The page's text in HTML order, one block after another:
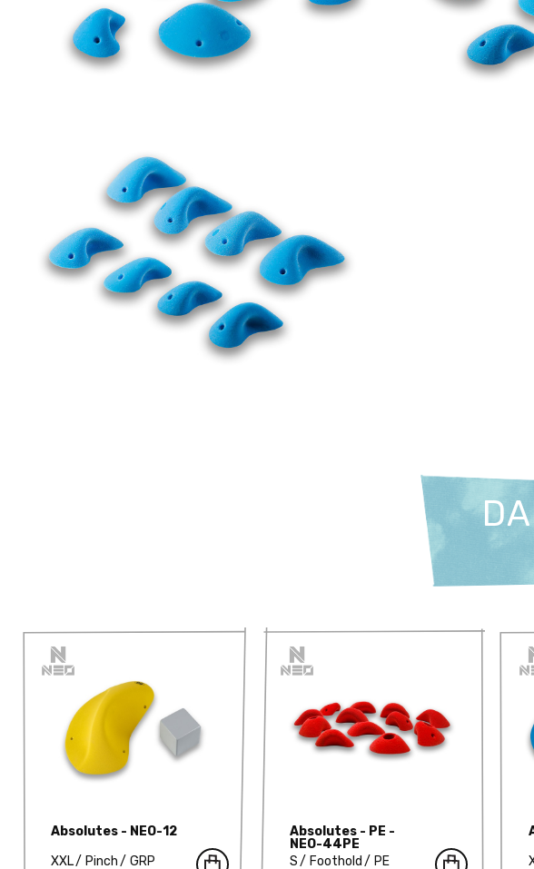
Absolutes - NEO-12
XXL
Pinch
GRP
Absolutes - PE -
NEO-44PE
S
Foothold
PE